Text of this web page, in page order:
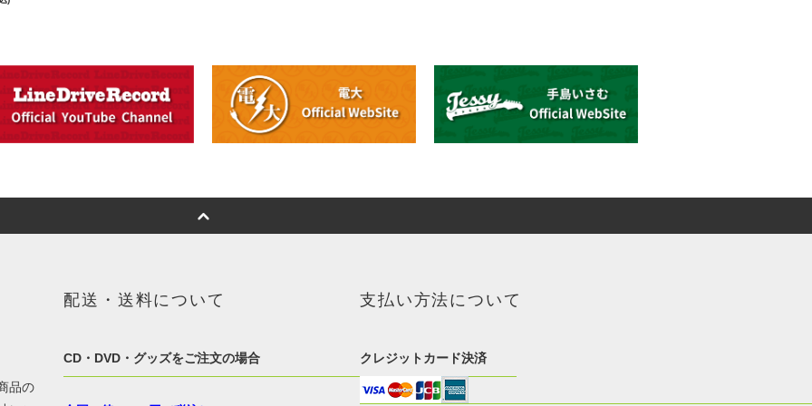
品の
配送・送料について
CD・DVD・グッズをご注文の場合
支払い方法について
クレジットカード決済